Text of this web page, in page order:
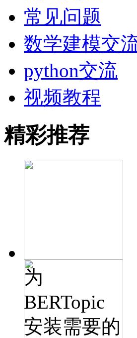
常见问题
数学建模交
python交流
视频教程
精彩推荐
为
BERTopic
安装需要的